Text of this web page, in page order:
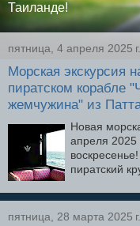
Таиланде!
пятница, 4 апреля 2025 г.
Морская экскурсия
пиратском корабле
жемчужина" из
Новая
апреля 2025
пиратский
пятница, 28 марта 2025 г.